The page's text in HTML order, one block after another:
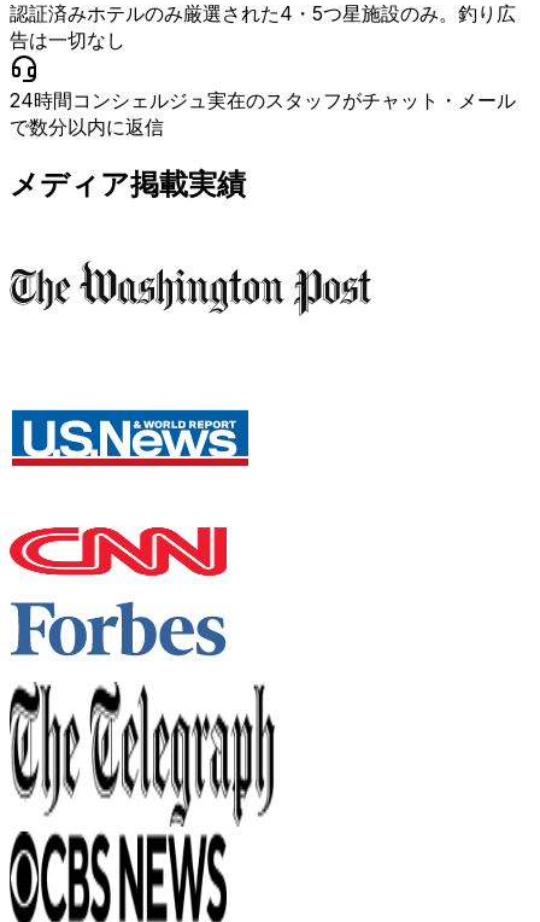
認証済みホテルのみ厳選された4・5つ星施設のみ。釣り広
告は一切なし
24時間コンシェルジュ実在のスタッフがチャット・メール
で数分以内に返信
メディア掲載実績